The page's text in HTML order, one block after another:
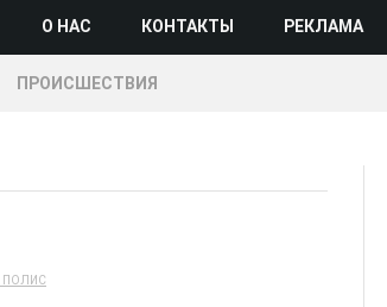
О НАС КОНТАКТЫ РЕКЛАМА
ПРОИСШЕСТВИЯ
ПОЛИС